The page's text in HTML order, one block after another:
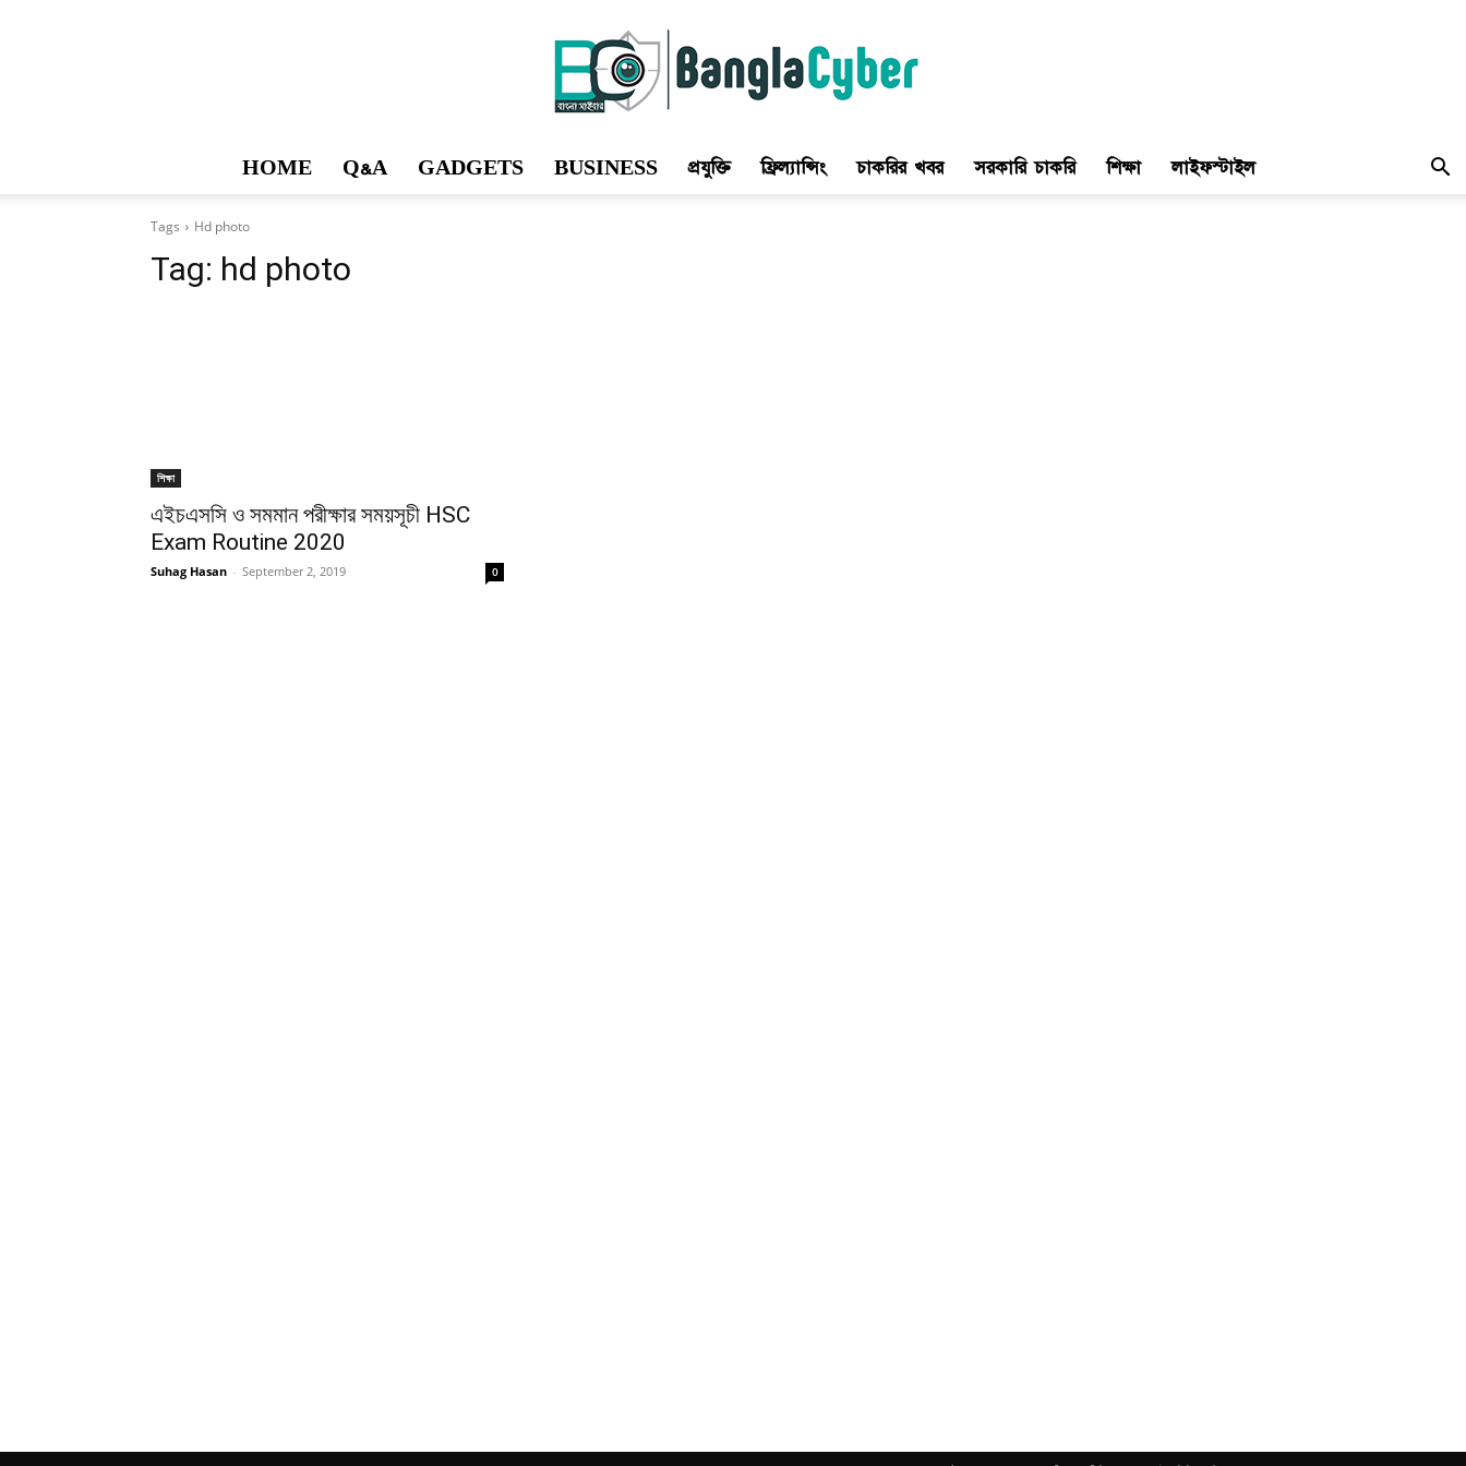
HOME Q&A GADGETS BUSINESS প্রযুক্তি ফ্রিল্যান্সিং চাকরির খবর সরকারি চাকরি শিক্ষা লাইফস্টাইল
Tags Hd photo
Tag: hd photo
শিক্ষা
এইচএসসি ও সমমান পরীক্ষার সময়সূচী HSC
Exam Routine 2020
Suhag Hasan - September 2, 2019 0